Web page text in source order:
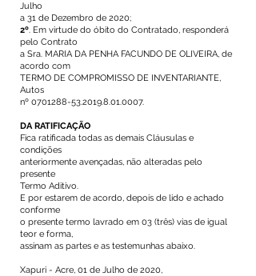
Julho
a 31 de Dezembro de 2020;
2º. Em virtude do óbito do Contratado, responderá
pelo Contrato
a Sra. MARIA DA PENHA FACUNDO DE OLIVEIRA, de
acordo com
TERMO DE COMPROMISSO DE INVENTARIANTE,
Autos
nº 0701288-53.2019.8.01.0007.
DA RATIFICAÇÃO
Fica ratificada todas as demais Cláusulas e
condições
anteriormente avençadas, não alteradas pelo
presente
Termo Aditivo.
E por estarem de acordo, depois de lido e achado
conforme
o presente termo lavrado em 03 (três) vias de igual
teor e forma,
assinam as partes e as testemunhas abaixo.
Xapuri - Acre, 01 de Julho de 2020,